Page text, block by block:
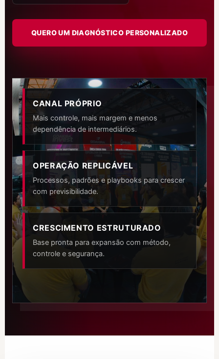
QUERO UM DIAGNÓSTICO PERSONALIZADO
CANAL PRÓPRIO
Mais controle, mais margem e menos
dependência de intermediários.
OPERAÇÃO REPLICÁVEL
Processos, padrões e playbooks para crescer
com previsibilidade.
CRESCIMENTO ESTRUTURADO
Base pronta para expansão com método,
controle e segurança.